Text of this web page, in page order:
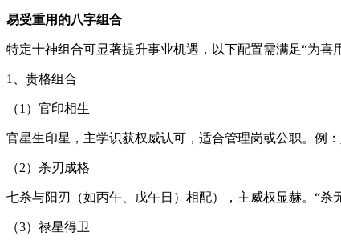
易受重用的八字组合
特定十神组合可显著提升事业机遇，以下配置需满足“为喜
1、贵格组合
（1）官印相生
官星生印星，主学识获权威认可，适合管理岗或公职。例
（2）杀刃成格
七杀与阳刃（如丙午、戊午日）相配），主威权显赫。“杀
（3）禄星得卫